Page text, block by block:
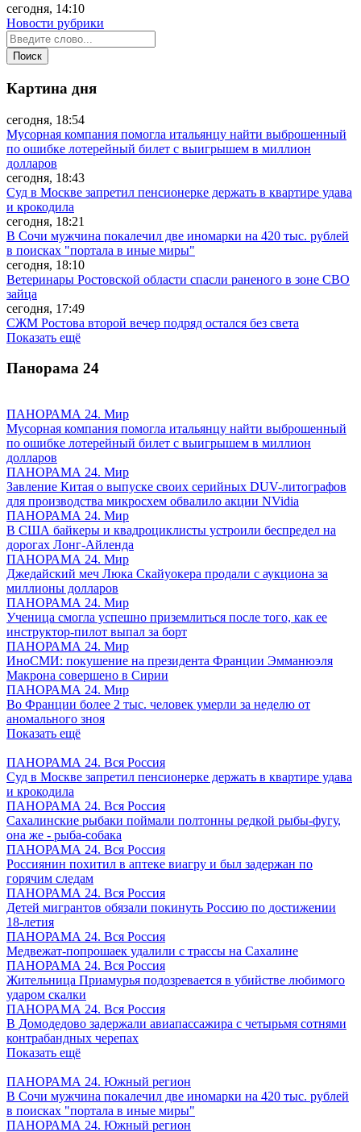
сегодня, 14:10
Новости рубрики
Картина дня
сегодня, 18:54
Мусорная компания помогла итальянцу найти выброшенный
по ошибке лотерейный билет с выигрышем в миллион
долларов
сегодня, 18:43
Суд в Москве запретил пенсионерке держать в квартире удава
и крокодила
сегодня, 18:21
В Сочи мужчина покалечил две иномарки на 420 тыс. рублей
в поисках "портала в иные миры"
сегодня, 18:10
Ветеринары Ростовской области спасли раненого в зоне СВО
зайца
сегодня, 17:49
СЖМ Ростова второй вечер подряд остался без света
Показать ещё
Панорама 24
ПАНОРАМА 24. Мир
Мусорная компания помогла итальянцу найти выброшенный
по ошибке лотерейный билет с выигрышем в миллион
долларов
ПАНОРАМА 24. Мир
Завление Китая о выпуске своих серийных DUV-литографов
для производства микросхем обвалило акции NVidia
ПАНОРАМА 24. Мир
В США байкеры и квадроциклисты устроили беспредел на
дорогах Лонг-Айленда
ПАНОРАМА 24. Мир
Джедайский меч Люка Скайуокера продали с аукциона за
миллионы долларов
ПАНОРАМА 24. Мир
Ученица смогла успешно приземлиться после того, как ее
инструктор-пилот выпал за борт
ПАНОРАМА 24. Мир
ИноСМИ: покушение на президента Франции Эмманюэля
Макрона совершено в Сирии
ПАНОРАМА 24. Мир
Во Франции более 2 тыс. человек умерли за неделю от
аномального зноя
Показать ещё
ПАНОРАМА 24. Вся Россия
Суд в Москве запретил пенсионерке держать в квартире удава
и крокодила
ПАНОРАМА 24. Вся Россия
Сахалинские рыбаки поймали полтонны редкой рыбы-фугу,
она же - рыба-собака
ПАНОРАМА 24. Вся Россия
Россиянин похитил в аптеке виагру и был задержан по
горячим следам
ПАНОРАМА 24. Вся Россия
Детей мигрантов обязали покинуть Россию по достижении
18-летия
ПАНОРАМА 24. Вся Россия
Медвежат-попрошаек удалили с трассы на Сахалине
ПАНОРАМА 24. Вся Россия
Жительница Приамурья подозревается в убийстве любимого
ударом скалки
ПАНОРАМА 24. Вся Россия
В Домодедово задержали авиапассажира с четырьмя сотнями
контрабандных черепах
Показать ещё
ПАНОРАМА 24. Южный регион
В Сочи мужчина покалечил две иномарки на 420 тыс. рублей
в поисках "портала в иные миры"
ПАНОРАМА 24. Южный регион